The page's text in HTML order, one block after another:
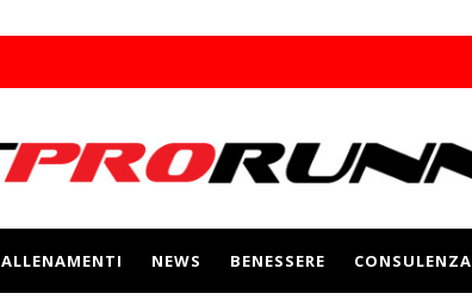
ALLENAMENTI NEWS BENESSERE CONSULENZA